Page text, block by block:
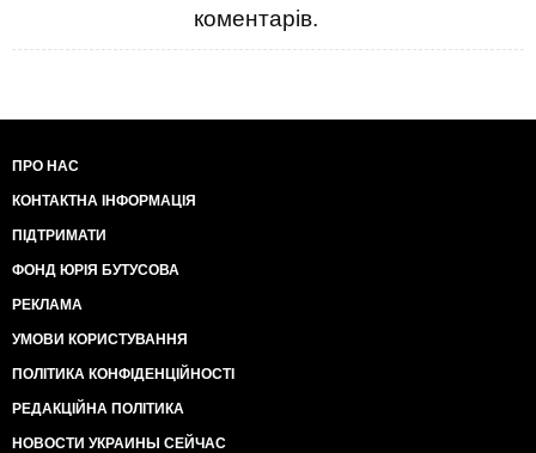
коментарів.
ПРО НАС
КОНТАКТНА ІНФОРМАЦІЯ
ПІДТРИМАТИ
ФОНД ЮРІЯ БУТУСОВА
РЕКЛАМА
УМОВИ КОРИСТУВАННЯ
ПОЛІТИКА КОНФІДЕНЦІЙНОСТІ
РЕДАКЦІЙНА ПОЛІТИКА
НОВОСТИ УКРАИНЫ СЕЙЧАС